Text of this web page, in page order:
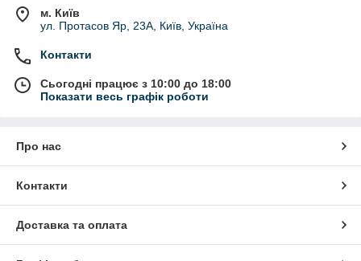
м. Київ
ул. Протасов Яр, 23А, Київ, Україна
Контакти
Сьогодні працює з 10:00 до 18:00
Показати весь графік роботи
Про нас
Контакти
Доставка та оплата